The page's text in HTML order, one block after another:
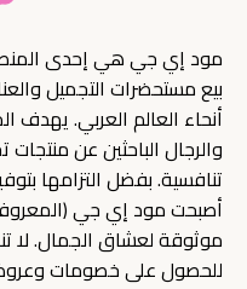
مود إي جي هي إحدى
بيع مستحضرات التجميل
أنحاء العالم العربي. يهدف
والرجال الباحثين عن
تنافسية. بفضل التزامها
أصبحت مود إي جي
موثوقة لعشاق الجمال. لا
للحصول على خصومات